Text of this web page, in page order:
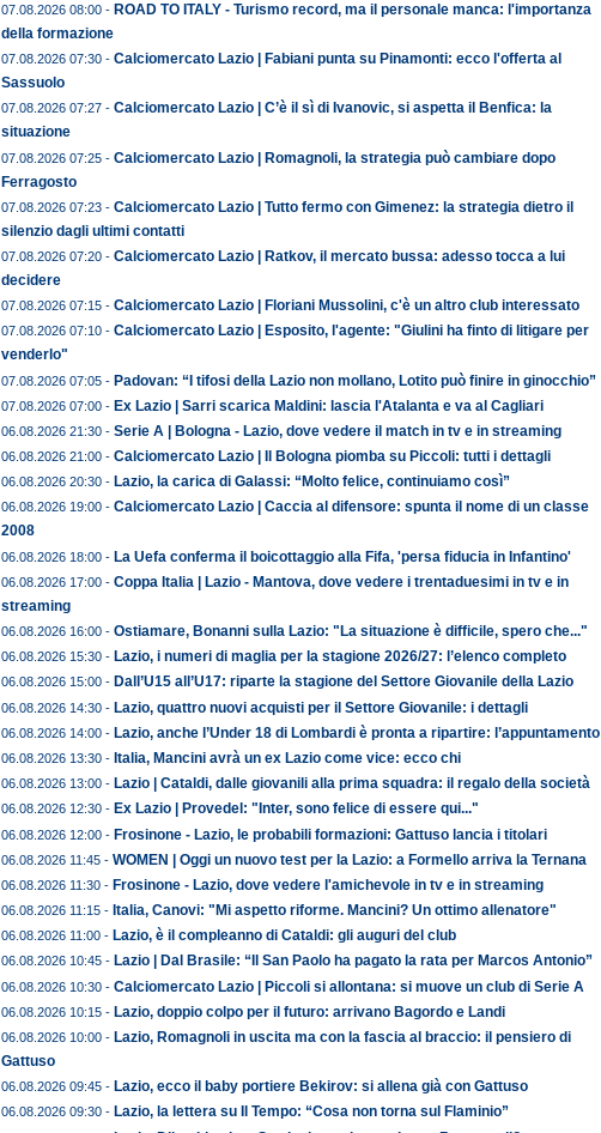
07.08.2026 08:00 - ROAD TO ITALY - Turismo record, ma il personale manca: l'importanza
della formazione
07.08.2026 07:30 - Calciomercato Lazio | Fabiani punta su Pinamonti: ecco l'offerta al
Sassuolo
07.08.2026 07:27 - Calciomercato Lazio | C’è il sì di Ivanovic, si aspetta il Benfica: la
situazione
07.08.2026 07:25 - Calciomercato Lazio | Romagnoli, la strategia può cambiare dopo
Ferragosto
07.08.2026 07:23 - Calciomercato Lazio | Tutto fermo con Gimenez: la strategia dietro il
silenzio dagli ultimi contatti
07.08.2026 07:20 - Calciomercato Lazio | Ratkov, il mercato bussa: adesso tocca a lui
decidere
07.08.2026 07:15 - Calciomercato Lazio | Floriani Mussolini, c'è un altro club interessato
07.08.2026 07:10 - Calciomercato Lazio | Esposito, l'agente: "Giulini ha finto di litigare per
venderlo"
07.08.2026 07:05 - Padovan: “I tifosi della Lazio non mollano, Lotito può finire in ginocchio”
07.08.2026 07:00 - Ex Lazio | Sarri scarica Maldini: lascia l'Atalanta e va al Cagliari
06.08.2026 21:30 - Serie A | Bologna - Lazio, dove vedere il match in tv e in streaming
06.08.2026 21:00 - Calciomercato Lazio | Il Bologna piomba su Piccoli: tutti i dettagli
06.08.2026 20:30 - Lazio, la carica di Galassi: “Molto felice, continuiamo così”
06.08.2026 19:00 - Calciomercato Lazio | Caccia al difensore: spunta il nome di un classe
2008
06.08.2026 18:00 - La Uefa conferma il boicottaggio alla Fifa, 'persa fiducia in Infantino'
06.08.2026 17:00 - Coppa Italia | Lazio - Mantova, dove vedere i trentaduesimi in tv e in
streaming
06.08.2026 16:00 - Ostiamare, Bonanni sulla Lazio: "La situazione è difficile, spero che..."
06.08.2026 15:30 - Lazio, i numeri di maglia per la stagione 2026/27: l’elenco completo
06.08.2026 15:00 - Dall’U15 all’U17: riparte la stagione del Settore Giovanile della Lazio
06.08.2026 14:30 - Lazio, quattro nuovi acquisti per il Settore Giovanile: i dettagli
06.08.2026 14:00 - Lazio, anche l’Under 18 di Lombardi è pronta a ripartire: l’appuntamento
06.08.2026 13:30 - Italia, Mancini avrà un ex Lazio come vice: ecco chi
06.08.2026 13:00 - Lazio | Cataldi, dalle giovanili alla prima squadra: il regalo della società
06.08.2026 12:30 - Ex Lazio | Provedel: "Inter, sono felice di essere qui..."
06.08.2026 12:00 - Frosinone - Lazio, le probabili formazioni: Gattuso lancia i titolari
06.08.2026 11:45 - WOMEN | Oggi un nuovo test per la Lazio: a Formello arriva la Ternana
06.08.2026 11:30 - Frosinone - Lazio, dove vedere l'amichevole in tv e in streaming
06.08.2026 11:15 - Italia, Canovi: "Mi aspetto riforme. Mancini? Un ottimo allenatore"
06.08.2026 11:00 - Lazio, è il compleanno di Cataldi: gli auguri del club
06.08.2026 10:45 - Lazio | Dal Brasile: “Il San Paolo ha pagato la rata per Marcos Antonio”
06.08.2026 10:30 - Calciomercato Lazio | Piccoli si allontana: si muove un club di Serie A
06.08.2026 10:15 - Lazio, doppio colpo per il futuro: arrivano Bagordo e Landi
06.08.2026 10:00 - Lazio, Romagnoli in uscita ma con la fascia al braccio: il pensiero di
Gattuso
06.08.2026 09:45 - Lazio, ecco il baby portiere Bekirov: si allena già con Gattuso
06.08.2026 09:30 - Lazio, la lettera su Il Tempo: “Cosa non torna sul Flaminio”